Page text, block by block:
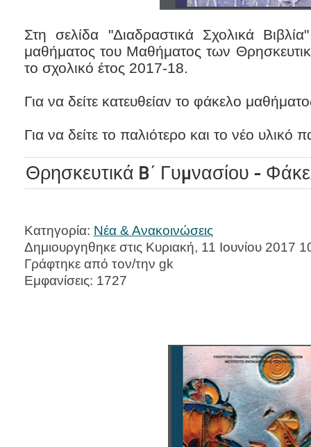
Στη σελίδα "Διαδραστικά Σχολικά
μαθήματος του Μαθήματος των
το σχολικό έτος 2017-18.
Για να δείτε κατευθείαν το φάκελο
Για να δείτε το παλιότερο και το νέο υλικό
Θρησκευτικά B΄ Γυμνασίου -
Κατηγορία: Νέα & Ανακοινώσεις
Δημιουργηθηκε στις Κυριακή, 11 Ιουνίου 2017
Γράφτηκε από τον/την gk
Εμφανίσεις: 1727